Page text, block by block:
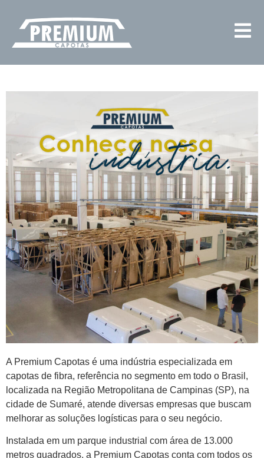
A Premium Capotas é uma indústria especializada em
capotas de fibra, referência no segmento em todo o Brasil,
localizada na Região Metropolitana de Campinas (SP), na
cidade de Sumaré, atende diversas empresas que buscam
melhorar as soluções logísticas para o seu negócio.
Instalada em um parque industrial com área de 13.000
metros quadrados, a Premium Capotas conta com todos os